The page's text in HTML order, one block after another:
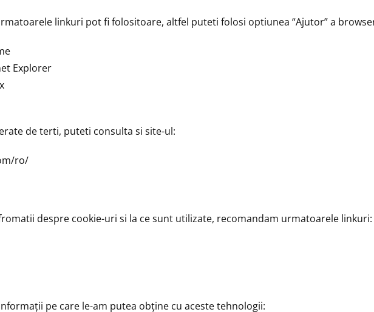
linkuri pot fi folositoare, altfel puteti folosi optiunea “Ajutor” a
Explorer
de terti, puteti consulta si site-ul:
ro/
despre cookie-uri si la ce sunt utilizate, recomandam urmatoarele linkuri:
pe care le-am putea obţine cu aceste tehnologii: